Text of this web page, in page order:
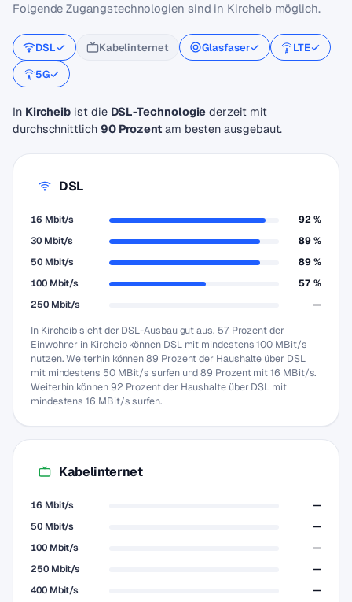
Folgende Zugangstechnologien sind in Kircheib möglich.
DSL Kabelinternet Glasfaser
LTE
5G
In Kircheib ist die DSL-Technologie derzeit mit
durchschnittlich 90 Prozentam besten ausgebaut.
DSL
16 Mbit/s
92 %
30 Mbit/s
89 %
50 Mbit/s
89 %
100 Mbit/s
57 %
250 Mbit/s
—
In Kircheib sieht der DSL-Ausbau gut aus. 57 Prozent der
Einwohner in Kircheib können DSL mit mindestens 100 MBit/s
nutzen. Weiterhin können 89 Prozent der Haushalte über DSL
mit mindestens 50 MBit/s surfen und 89 Prozent mit 16 MBit/s.
Weiterhin können 92 Prozent der Haushalte über DSL mit
mindestens 16 MBit/s surfen.
Kabelinternet
16 Mbit/s
—
50 Mbit/s
—
100 Mbit/s
—
250 Mbit/s
—
400 Mbit/s
—